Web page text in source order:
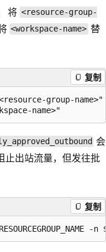
将 <resource-group-
<workspace-name> 替
复制
group-name>"
会
止出站流量，但发往批
复制